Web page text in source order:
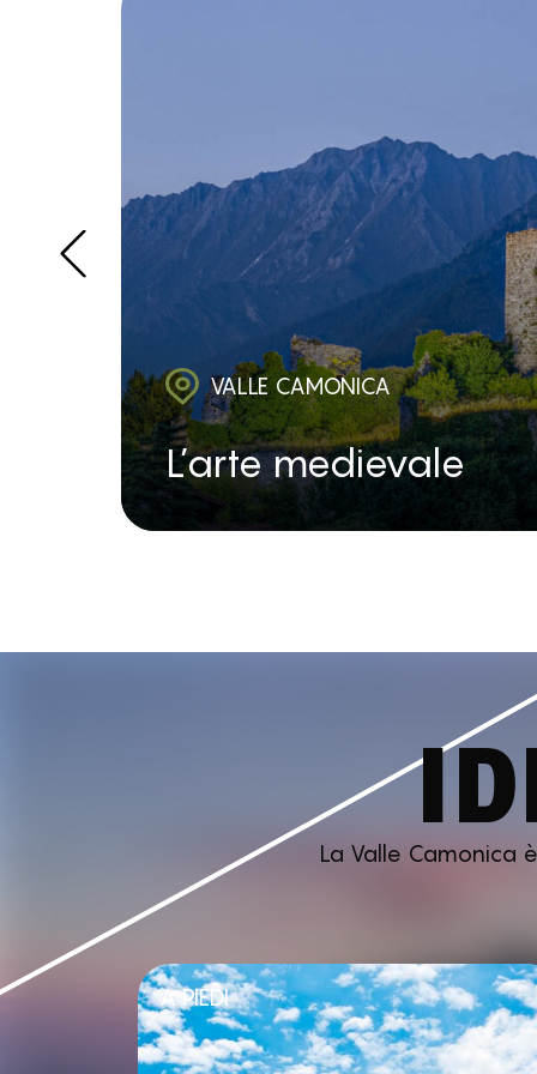
VALLE CAMONICA
L’arte medievale
La Valle Camonica
A PIEDI